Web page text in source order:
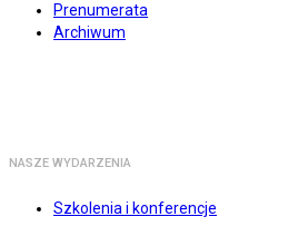
Prenumerata
Archiwum
NASZE WYDARZENIA
Szkolenia i konferencje